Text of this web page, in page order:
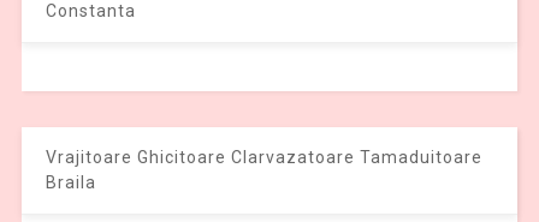
Constanta
Vrajitoare Ghicitoare Clarvazatoare Tamaduitoare
Braila